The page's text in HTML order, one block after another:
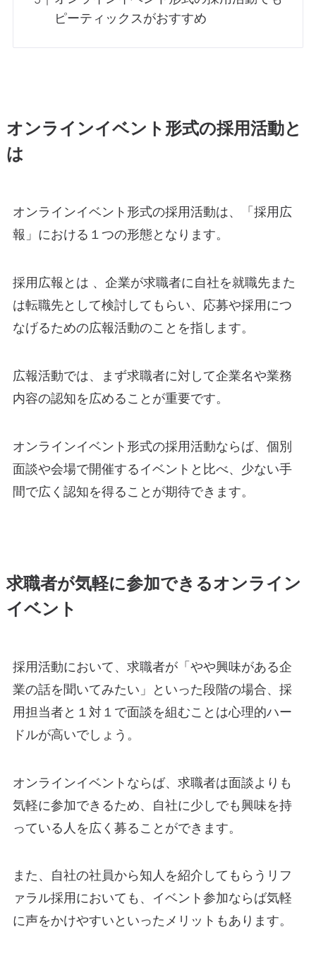
ピーティックスがおすすめ
オンラインイベント形式の採用活動と
は
オンラインイベント形式の採用活動は、「採用広
報」における１つの形態となります。
採用広報とは 、企業が求職者に自社を就職先また
は転職先として検討してもらい、応募や採用につ
なげるための広報活動のことを指します。
広報活動では、まず求職者に対して企業名や業務
内容の認知を広めることが重要です。
オンラインイベント形式の採用活動ならば、個別
面談や会場で開催するイベントと比べ、少ない手
間で広く認知を得ることが期待できます。
求職者が気軽に参加できるオンライン
イベント
採用活動において、求職者が「やや興味がある企
業の話を聞いてみたい」といった段階の場合、採
用担当者と１対１で面談を組むことは心理的ハー
ドルが高いでしょう。
オンラインイベントならば、求職者は面談よりも
気軽に参加できるため、自社に少しでも興味を持
っている人を広く募ることができます。
また、自社の社員から知人を紹介してもらうリフ
ァラル採用においても、イベント参加ならば気軽
に声をかけやすいといったメリットもあります。